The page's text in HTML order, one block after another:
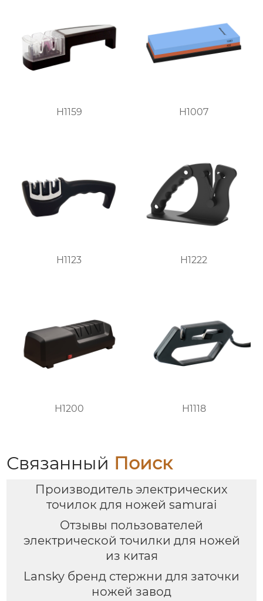
H1159 H1007
H1123 H1222
H1200 H1118
Связанный Поиск
Производитель электрических
точилок для ножей samurai
Отзывы пользователей
электрической точилки для ножей
из китая
Lansky бренд стержни для заточки
ножей завод